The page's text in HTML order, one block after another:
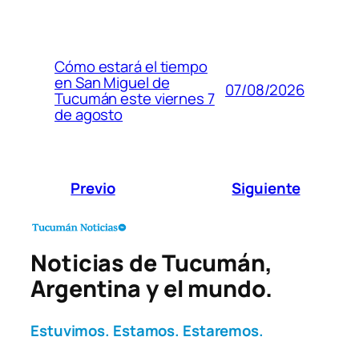
Cómo estará el tiempo
en San Miguel de
Tucumán este viernes 7
de agosto
07/08/2026
Previo Siguiente
Noticias de Tucumán,
Argentina y el mundo.
Estuvimos. Estamos. Estaremos.